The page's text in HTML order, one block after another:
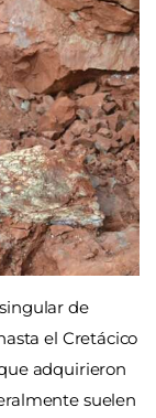
de
el Cretácico
adquirieron
suelen